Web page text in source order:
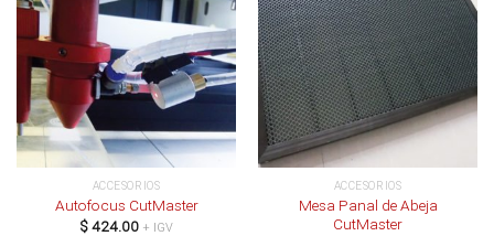
ACCESORIOS
Autofocus CutMaster
$424.00 + IGV
ACCESORIOS
Mesa Panal de Abeja
CutMaster